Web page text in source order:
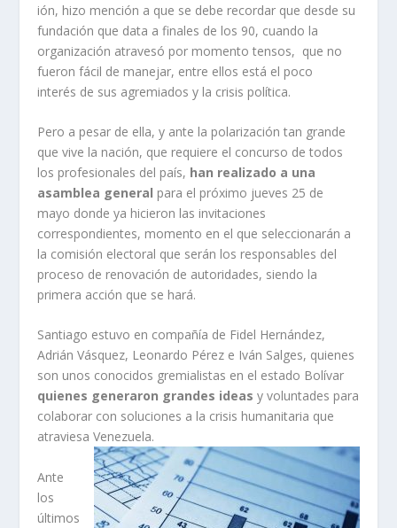
ión, hizo mención a que se debe recordar que desde su
fundación que data a finales de los 90, cuando la
organización atravesó por momento tensos, que no
fueron fácil de manejar, entre ellos está el poco
interés de sus agremiados y la crisis política.
Pero a pesar de ella, y ante la polarización tan grande
que vive la nación, que requiere el concurso de todos
los profesionales del país, han realizado a una
asamblea general para el próximo jueves 25 de
mayo donde ya hicieron las invitaciones
correspondientes, momento en el que seleccionarán a
la comisión electoral que serán los responsables del
proceso de renovación de autoridades, siendo la
primera acción que se hará.
Santiago estuvo en compañía de Fidel Hernández,
Adrián Vásquez, Leonardo Pérez e Iván Salges, quienes
son unos conocidos gremialistas en el estado Bolívar
quienes generaron grandes ideas y voluntades para
colaborar con soluciones a la crisis humanitaria que
atraviesa Venezuela.
Ante
los
últimos